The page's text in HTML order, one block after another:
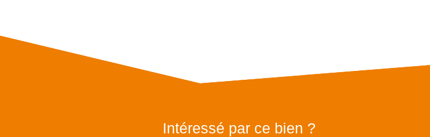
Intéressé par ce bien ?